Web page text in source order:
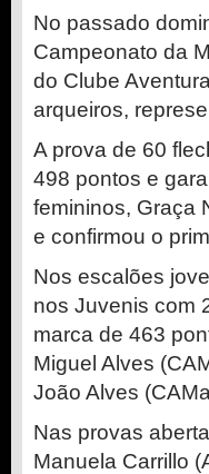
No passado
Campeonato da
do Clube
arqueiros,
A prova de 60
498 pontos e
femininos, Graça
e confirmou o
Nos escalões
nos Juvenis com
marca de 463
Miguel Alves
João Alves
Nas provas
Manuela Carrillo